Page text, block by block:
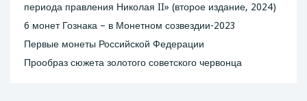
периода правления Николая II» (второе издание, 2024)
6 монет Гознака – в Монетном созвездии-2023
Первые монеты Российской Федерации
Прообраз сюжета золотого советского червонца